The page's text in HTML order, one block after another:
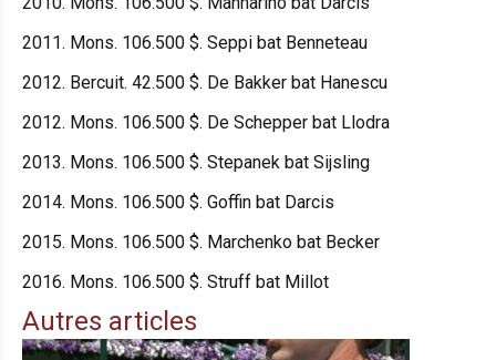
2011. Mons. 106.500 $. Seppi bat Benneteau
2012. Bercuit. 42.500 $. De Bakker bat Hanescu
2012. Mons. 106.500 $. De Schepper bat Llodra
2013. Mons. 106.500 $. Stepanek bat Sijsling
2014. Mons. 106.500 $. Goffin bat Darcis
2015. Mons. 106.500 $. Marchenko bat Becker
2016. Mons. 106.500 $. Struff bat Millot
Autres articles